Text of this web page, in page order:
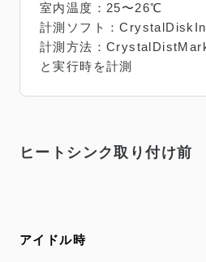
室内温度：25〜26℃
計測ソフト：
計測方法：
と実行時を計測
ヒートシンク取り付け前
アイドル時